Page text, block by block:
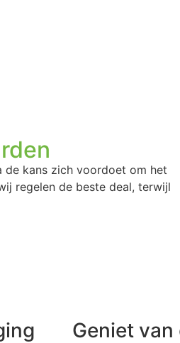
de kans zich voordoet om het
regelen de beste deal, terwijl
Geniet van